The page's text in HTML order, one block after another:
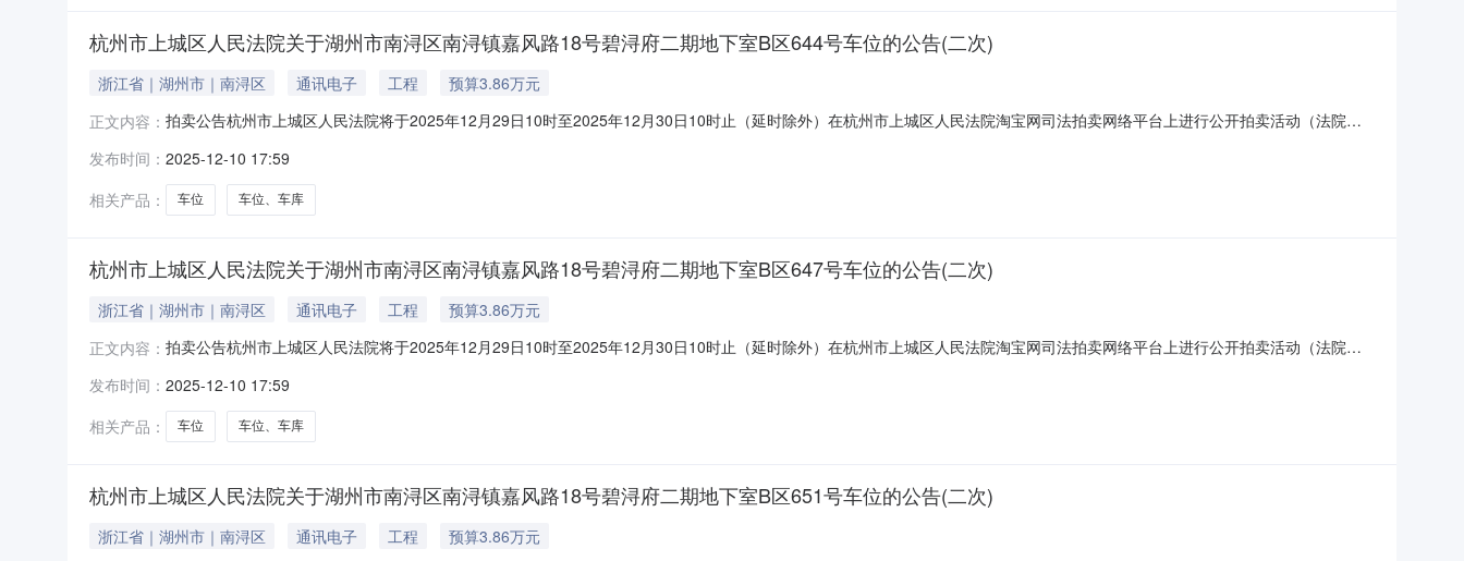
杭州市上城区人民法院关于湖州市南浔区南浔镇嘉风路18号碧浔府二期地下室B区644号车位的公告(二次)
浙江省｜湖州市｜南浔区 通讯电子 工程
预算3.86万元
正文内容： 拍卖公告杭州市上城区人民法院将于2025年12月29日10时至2025年12月30日10时止（延时除外）在杭州市上城区人民法院淘宝网司法拍卖网络平台上进行公开拍卖活动（法院账
6.9万元，起拍价：3.864万元，保证金：7728元，增价幅度500元（或整数倍）。特别提醒：根据法律规定，建筑区划内，规划用于停放汽车的车位、车库
发布时间： 2025-12-10 17:59
相关产品：
车位 车位、车库
杭州市上城区人民法院关于湖州市南浔区南浔镇嘉风路18号碧浔府二期地下室B区647号车位的公告(二次)
浙江省｜湖州市｜南浔区 通讯电子 工程
预算3.86万元
正文内容： 拍卖公告杭州市上城区人民法院将于2025年12月29日10时至2025年12月30日10时止（延时除外）在杭州市上城区人民法院淘宝网司法拍卖网络平台上进行公开拍卖活动（法院账
6.9万元，起拍价：3.864万元，保证金：7728元，增价幅度500元（或整数倍）。特别提醒：根据法律规定，建筑区划内，规划用于停放汽车的车位、车库
发布时间： 2025-12-10 17:59
相关产品：
车位 车位、车库
杭州市上城区人民法院关于湖州市南浔区南浔镇嘉风路18号碧浔府二期地下室B区651号车位的公告(二次)
浙江省｜湖州市｜南浔区 通讯电子 工程
预算3.86万元